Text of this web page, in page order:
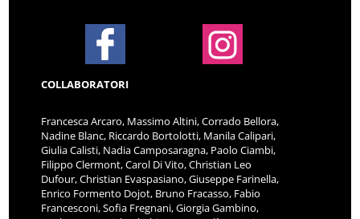
COLLABORATORI
Francesca Arcaro, Massimo Altini, Corrado Bellora,
Nadine Blanc, Riccardo Bortolotti, Manila Calipari,
Giulia Calisti, Nadia Camposaragna, Paolo Ciambi,
Filippo Clermont, Carol Di Vito, Christian Leo
Dufour, Christian Evaspasiano, Giuseppe Farinella,
Enrico Formento Dojot, Bruno Fracasso, Fabio
Francesconi, Sofia Fregnani, Giorgia Gambino,